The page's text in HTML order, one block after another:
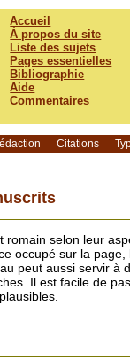
Accueil
À propos du site
Liste des sujets
Pages essentielles
Bibliographie
Aide
Commentaires
Citations
selon leur
occupé sur la
peut aussi servir à
Il est facile de